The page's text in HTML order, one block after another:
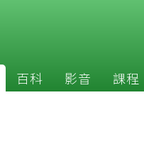
百科 影音 課程